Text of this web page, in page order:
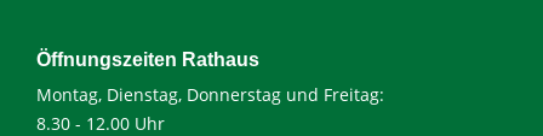
Öffnungszeiten Rathaus
Montag, Dienstag, Donnerstag und Freitag:
8.30 - 12.00 Uhr